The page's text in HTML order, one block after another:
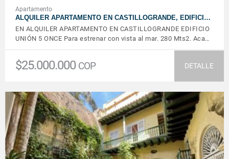
Apartamento
ALQUILER APARTAMENTO EN CASTILLOGRANDE, EDIFICI…
EN ALQUILER APARTAMENTO EN CASTILLOGRANDE EDIFICIO
UNIÓN 5 ONCE Para estrenar con vista al mar. 280 Mts2. Aca…
$25.000.000 COP DETALLE